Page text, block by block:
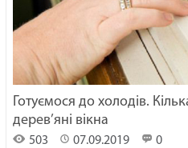
Готуємося до холодів.
дерев’яні вікна
503 07.09.2019
0